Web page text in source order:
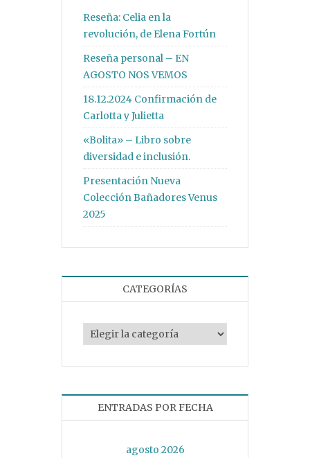
Reseña: Celia en la
revolución, de Elena Fortún
Reseña personal – EN
AGOSTO NOS VEMOS
18.12.2024 Confirmación de
Carlotta y Julietta
«Bolita» – Libro sobre
diversidad e inclusión.
Presentación Nueva
Colección Bañadores Venus
2025
CATEGORÍAS
Categorías
ENTRADAS POR FECHA
agosto 2026